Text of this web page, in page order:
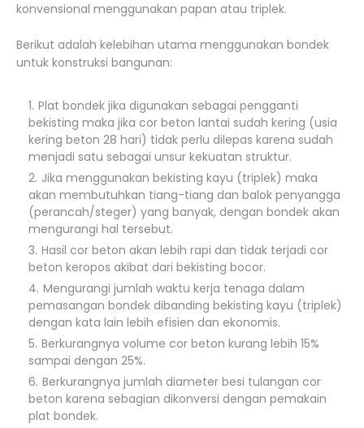
konvensional menggunakan papan atau triplek.
Berikut adalah kelebihan utama menggunakan bondek
untuk konstruksi bangunan:
Plat bondek jika digunakan sebagai pengganti
bekisting maka jika cor beton lantai sudah kering (usia
kering beton 28 hari) tidak perlu dilepas karena sudah
menjadi satu sebagai unsur kekuatan struktur.
Jika menggunakan bekisting kayu (triplek) maka
akan membutuhkan tiang-tiang dan balok penyangga
(perancah/steger) yang banyak, dengan bondek akan
mengurangi hal tersebut.
Hasil cor beton akan lebih rapi dan tidak terjadi cor
beton keropos akibat dari bekisting bocor.
Mengurangi jumlah waktu kerja tenaga dalam
pemasangan bondek dibanding bekisting kayu (triplek)
dengan kata lain lebih efisien dan ekonomis.
Berkurangnya volume cor beton kurang lebih 15%
sampai dengan 25%.
Berkurangnya jumlah diameter besi tulangan cor
beton karena sebagian dikonversi dengan pemakain
plat bondek.